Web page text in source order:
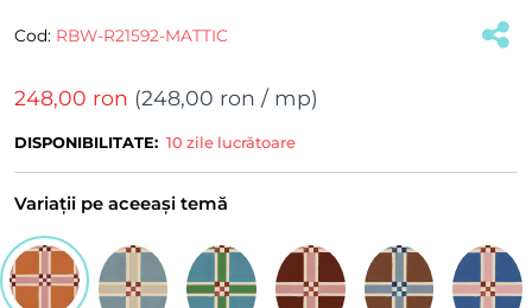
Cod: RBW-R21592-MATTIC
248,00 ron (248,00 ron / mp)
DISPONIBILITATE: 10 zile lucrătoare
Variații pe aceeași temă